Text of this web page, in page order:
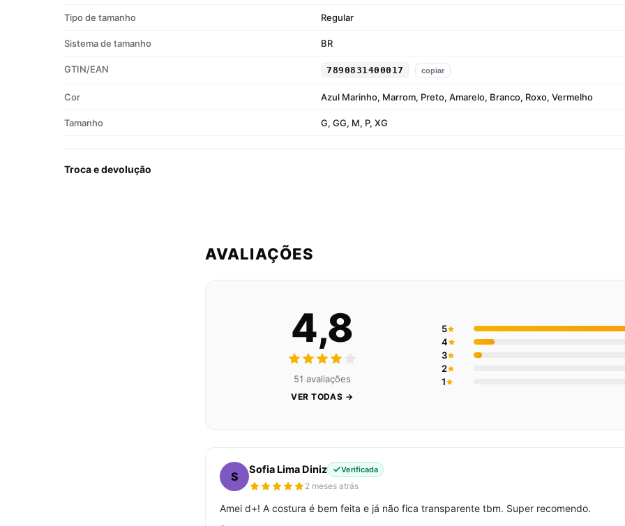
Tipo de tamanho Regular
Sistema de tamanho BR
GTIN/EAN 7890831400017 copiar
Cor Azul Marinho, Marrom, Preto, Amarelo, Branco, Roxo, Vermelho
Tamanho G, GG, M, P, XG
Troca e devolução
AVALIAÇÕES
4,8
51 avaliações
VER TODAS →
5
4
3
2
1
S
Sofia Lima Diniz Verificada
2 meses atrás
Amei d+! A costura é bem feita e já não fica transparente tbm. Super recomendo.